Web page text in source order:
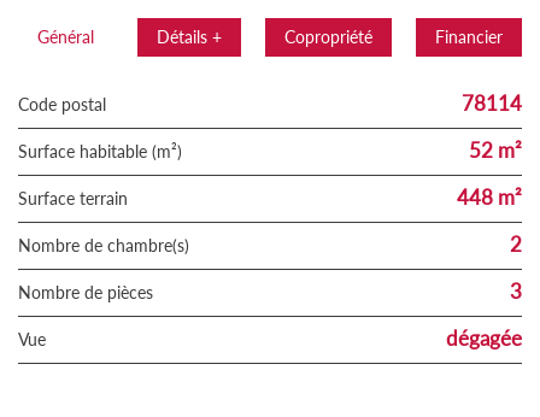
Général Détails + Copropriété Financier
Code postal 78114
Surface habitable (m²) 52 m²
surface terrain 448 m²
Nombre de chambre(s) 2
Nombre de pièces 3
Vue dégagée